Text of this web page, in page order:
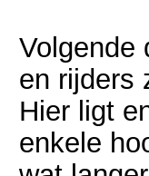
Volgende
en rijders
Hier ligt
enkele